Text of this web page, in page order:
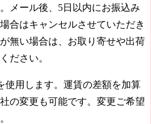
メール後、5日以内にお振込み
合はキャンセルさせていただき
無い場合は、お取り寄せや出荷
ださい。
使用します。運賃の差額を加算
の変更も可能です。変更ご希望